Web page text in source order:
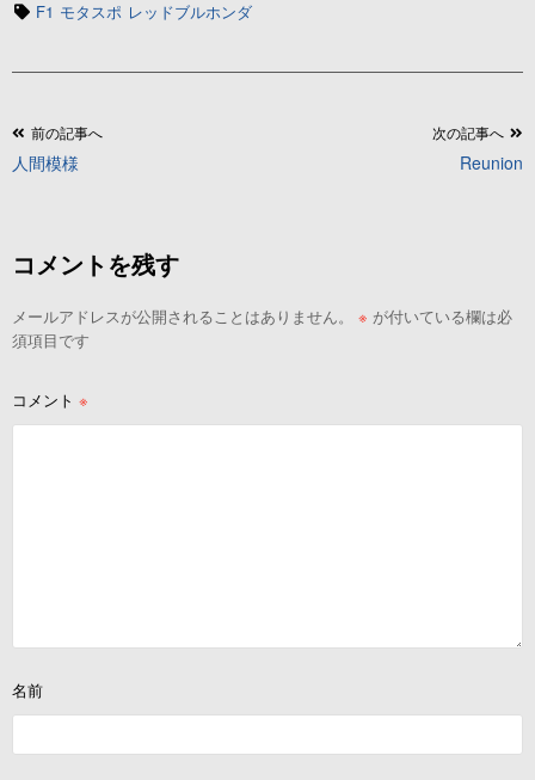
タ F1 モタスポ レッドブルホンダ
投
稿
ゲ
ー
シ
ン
前の記事へ
人間模様
次の記事へ
Reunion
コメントを残す
メールアドレスが公開されることはありません。 ※ が付いている欄は必
須項目です
コメント ※
名前